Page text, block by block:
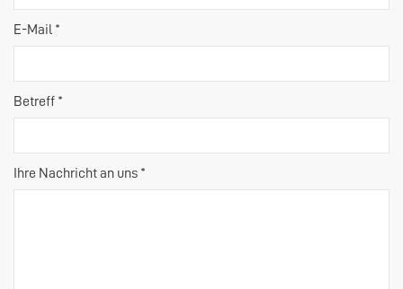
E-Mail *
Betreff *
Ihre Nachricht an uns *